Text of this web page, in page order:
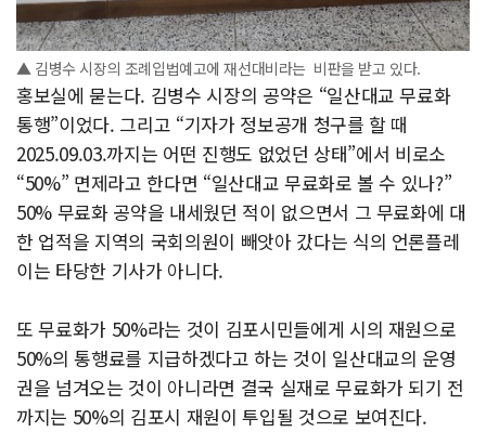
▲ 김병수 시장의 조례입법예고에 재선대비라는 비판을 받고 있다.
홍보실에 묻는다. 김병수 시장의 공약은 “일산대교 무료화
통행”이었다. 그리고 “기자가 정보공개 청구를 할 때
2025.09.03.까지는 어떤 진행도 없었던 상태”에서 비로소
“50%” 면제라고 한다면 “일산대교 무료화로 볼 수 있나?”
50% 무료화 공약을 내세웠던 적이 없으면서 그 무료화에 대
한 업적을 지역의 국회의원이 빼앗아 갔다는 식의 언론플레
이는 타당한 기사가 아니다.
또 무료화가 50%라는 것이 김포시민들에게 시의 재원으로
50%의 통행료를 지급하겠다고 하는 것이 일산대교의 운영
권을 넘겨오는 것이 아니라면 결국 실재로 무료화가 되기 전
까지는 50%의 김포시 재원이 투입될 것으로 보여진다.